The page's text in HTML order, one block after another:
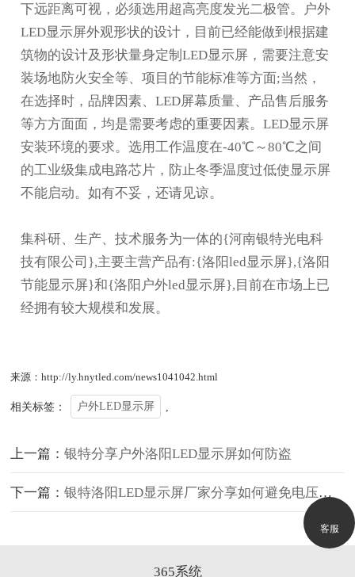
下远距离可视，必须选用超高亮度发光二极管。户外
LED显示屏外观形状的设计，目前已经能做到根据建
筑物的设计及形状量身定制LED显示屏，需要注意安
装场地防火安全等、项目的节能标准等方面;当然，
在选择时，品牌因素、LED屏幕质量、产品售后服务
等方方面面，均是需要考虑的重要因素。LED显示屏
安装环境的要求。选用工作温度在-40℃～80℃之间
的工业级集成电路芯片，防止冬季温度过低使显示屏
不能启动。如有不妥，还请见谅。
集科研、生产、技术服务为一体的{河南银特光电科
技有限公司},主要主营产品有:{洛阳led显示屏},{洛阳
节能显示屏}和{洛阳户外led显示屏},目前在市场上已
经拥有较大规模和发展。
来源：http://ly.hnytled.com/news1041042.html
相关标签： 户外LED显示屏
上一篇：银特分享户外洛阳LED显示屏如何防盗
下一篇：银特洛阳LED显示屏厂家分享如何避免电压不稳对洛阳LED显示屏幕的影响
365系统
客服